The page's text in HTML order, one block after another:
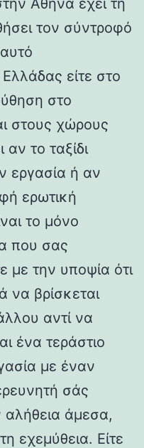
τον σύντροφό
είτε στο
στο
στους χώρους
το ταξίδι
εργασία ή αν
ερωτική
το μόνο
που σας
με την υποψία ότι
να βρίσκεται
αντί να
ένα τεράστιο
με έναν
σάς
αλήθεια άμεσα,
εχεμύθεια. Είτε